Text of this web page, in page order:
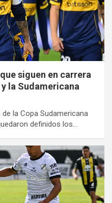
siguen en carrera
la Sudamericana
la Copa Sudamericana
definidos los…